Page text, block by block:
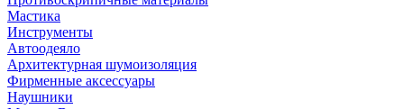
Мастика
Инструменты
Автоодеяло
Архитектурная шумоизоляция
Фирменные аксессуары
Наушники